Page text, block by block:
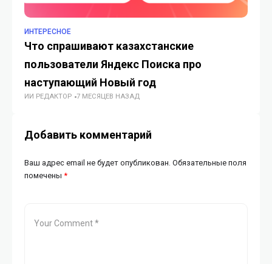
ИНТЕРЕСНОЕ
Что спрашивают казахстанские
пользователи Яндекс Поиска про
наступающий Новый год
ИИ РЕДАКТОР 7 МЕСЯЦЕВ НАЗАД
Добавить комментарий
Ваш адрес email не будет опубликован. Обязательные поля
помечены *